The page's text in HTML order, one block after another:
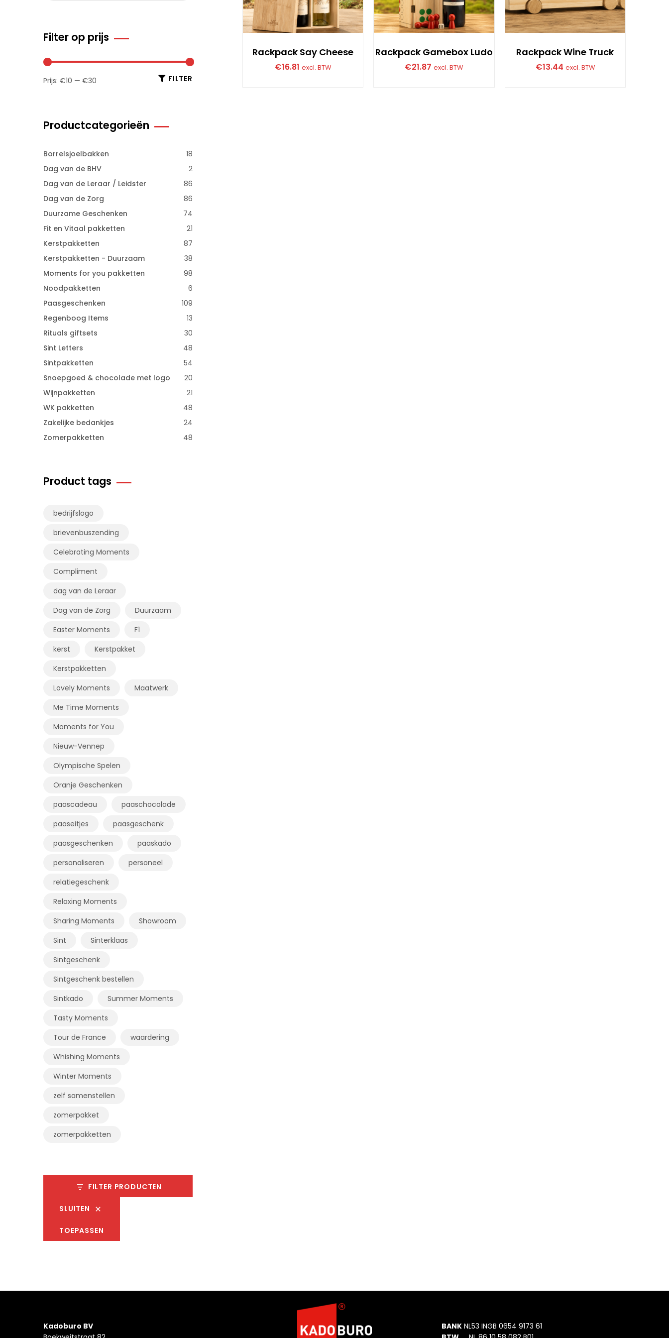
Rackpack Say Cheese
€16.81 excl. BTW
Rackpack Gamebox Ludo
€21.87 excl. BTW
Rackpack Wine Truck
€13.44 excl. BTW
Filter op prijs
FILTER
Prijs: €10 — €30
Productcategorieën
Borrelsjoelbakken
18
Dag van de BHV
2
Dag van de Leraar / Leidster
86
Dag van de Zorg
86
Duurzame Geschenken
74
Fit en Vitaal pakketten
21
Kerstpakketten
87
Kerstpakketten - Duurzaam
38
Moments for you pakketten
98
Noodpakketten
6
Paasgeschenken
109
Regenboog Items
13
Rituals giftsets
30
Sint Letters
48
Sintpakketten
54
Snoepgoed & chocolade met logo
20
Wijnpakketten
21
WK pakketten
48
Zakelijke bedankjes
24
Zomerpakketten
48
Product tags
bedrijfslogo
brievenbuszending
Celebrating Moments
Compliment
dag van de Leraar
Dag van de Zorg
Duurzaam
Easter Moments
F1
kerst
Kerstpakket
Kerstpakketten
Lovely Moments
Maatwerk
Me Time Moments
Moments for You
Nieuw-Vennep
Olympische Spelen
Oranje Geschenken
paascadeau
paaschocolade
paaseitjes
paasgeschenk
paasgeschenken
paaskado
personaliseren
personeel
relatiegeschenk
Relaxing Moments
Sharing Moments
Showroom
Sint
Sinterklaas
Sintgeschenk
Sintgeschenk bestellen
Sintkado
Summer Moments
Tasty Moments
Tour de France
waardering
Whishing Moments
Winter Moments
zelf samenstellen
zomerpakket
zomerpakketten
FILTER PRODUCTEN
SLUITEN
TOEPASSEN
Kadoburo BV
BANK NL53 INGB 0654 9173 61